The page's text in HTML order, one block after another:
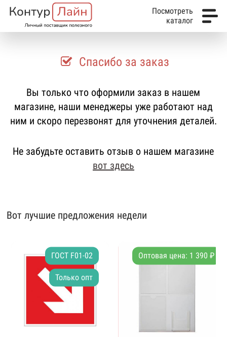
Посмотреть
каталог
Спасибо за заказ
Вы только что оформили заказ в нашем
магазине, наши менеджеры уже работают над
ним и скоро перезвонят для уточнения деталей.
Не забудьте оставить отзыв о нашем магазине
вот здесь
Вот лучшие предложения недели
ГОСТ F01-02
Только опт
Оптовая цена: 1 390 ₽